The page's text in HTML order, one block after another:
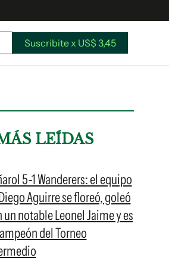
x US$ 3,45
Suscribite x US$ 3,45
LEÍDAS
5-1 Wanderers: el equipo
Aguirre se floreó, goleó
un notable Leonel Jaime y es
del Torneo